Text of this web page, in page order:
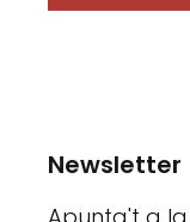
Newsletter